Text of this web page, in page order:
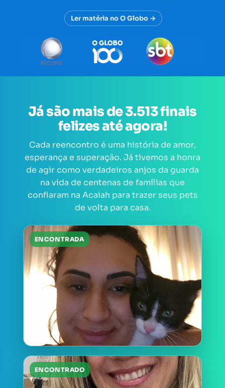
Ler matéria no O Globo →
Já são mais de 3.513 finais
felizes até agora!
Cada reencontro é uma história de amor,
esperança e superação. Já tivemos a honra
de agir como verdadeiros anjos da guarda
na vida de centenas de famílias que
confiaram na Acaiah para trazer seus pets
de volta para casa.
ENCONTRADA
ENCONTRADO